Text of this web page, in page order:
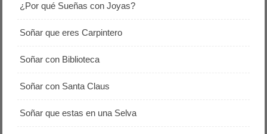
¿Por qué Sueñas con Joyas?
Soñar que eres Carpintero
Soñar con Biblioteca
Soñar con Santa Claus
Soñar que estas en una Selva